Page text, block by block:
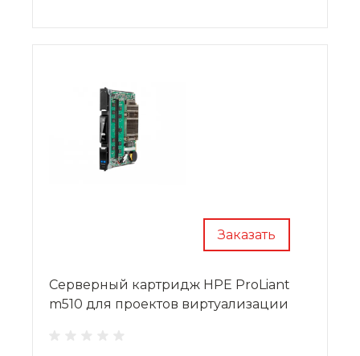
Заказать
Серверный картридж HPE ProLiant
m510 для проектов виртуализации